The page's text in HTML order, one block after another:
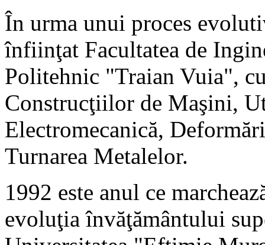
În urma unui proces
înfiinţat Facultatea de
Politehnic "Traian Vuia",
Construcţiilor de Maşini,
Electromecanică,
Turnarea Metalelor.
1992 este anul ce
evoluţia învăţământului